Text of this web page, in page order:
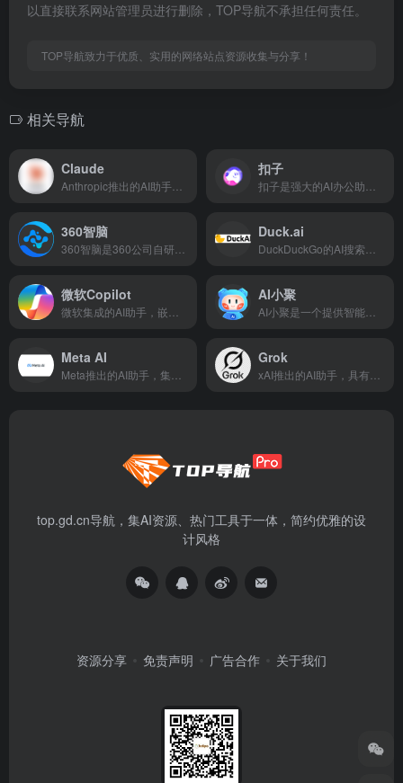
以直接联系网站管理员进行删除，TOP导航不承担任何责任。
TOP导航致力于优质、实用的网络站点资源收集与分享！
相关导航
Claude 扣子
360智脑 Duck.ai
微软Copilot AI小聚
Meta AI Grok
top.gd.cn导航，集AI资源、热门工具于一体，简约优雅的设
计风格
资源分享 免责声明 广告合作 关于我们